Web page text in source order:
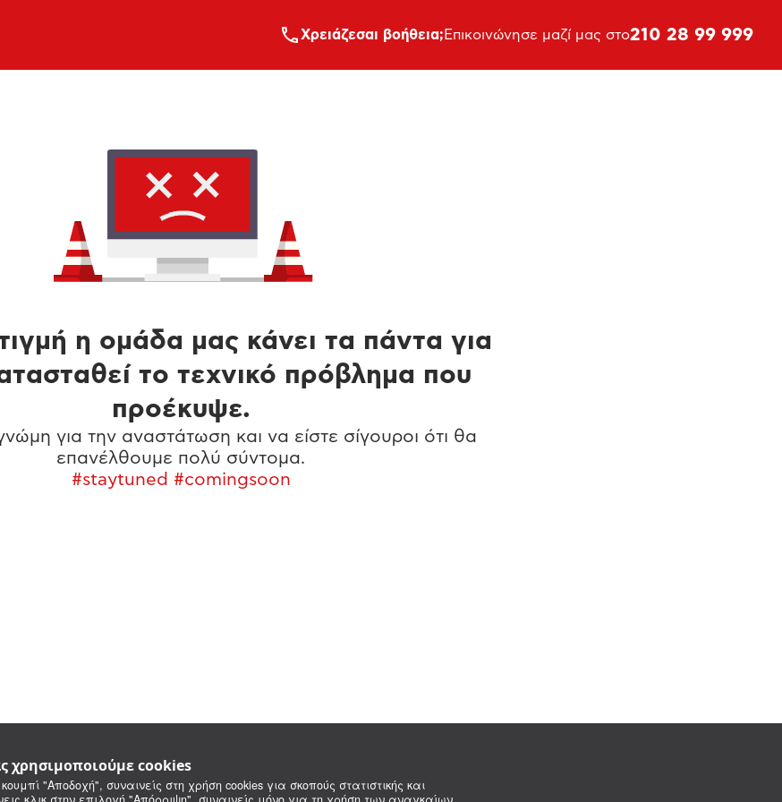
χρησιμοποιούμε cookies
"Αποδοχή", συναινείς στη χρήση cookies για σκοπούς στατιστικής και
Xρειάζεσαι βοήθεια; Επικοινώνησε μαζί μας στο210 28 99 999
η ομάδα μας κάνει τα πάντα για
το τεχνικό πρόβλημα που
προέκυψε.
για την αναστάτωση και να είστε σίγουροι ότι θα
επανέλθουμε πολύ σύντομα.
#staytuned #comingsoon